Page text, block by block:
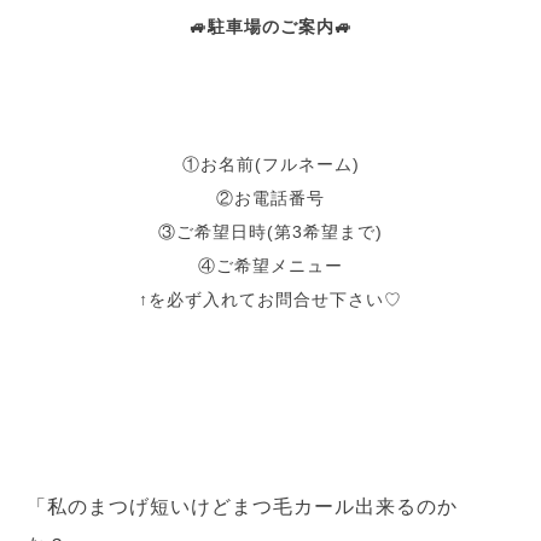
🚙駐車場のご案内🚙
①お名前(フルネーム)
②お電話番号
③ご希望日時(第3希望まで)
④ご希望メニュー
↑を必ず入れてお問合せ下さい♡
「私のまつげ短いけどまつ毛カール出来るのか